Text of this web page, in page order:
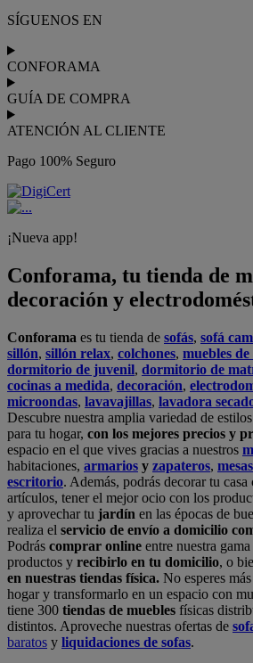
SÍGUENOS EN
CONFORAMA
GUÍA DE COMPRA
ATENCIÓN AL CLIENTE
Pago 100% Seguro
¡Nueva app!
Conforama, tu tienda de
decoración y
Conforama es tu tienda de sofás, sofá
sillón, sillón relax, colchones, muebles de
dormitorio de juvenil, dormitorio de
cocinas a medida, decoración,
microondas, lavavajillas, lavadora
Descubre nuestra amplia variedad de
para tu hogar, con los mejores precios y
espacio en el que vives gracias a nuestros
habitaciones, armarios y zapateros,
escritorio. Además, podrás decorar tu
artículos, tener el mejor ocio con los
y aprovechar tu jardín en las épocas de
realiza el servicio de envío a domicilio
Podrás comprar online entre nuestra
productos y recibirlo en tu domicilio, o
en nuestras tiendas física. No esperes
hogar y transformarlo en un espacio con
tiene 300 tiendas de muebles físicas
distintos. Aproveche nuestras ofertas de
baratos y liquidaciones de sofas.